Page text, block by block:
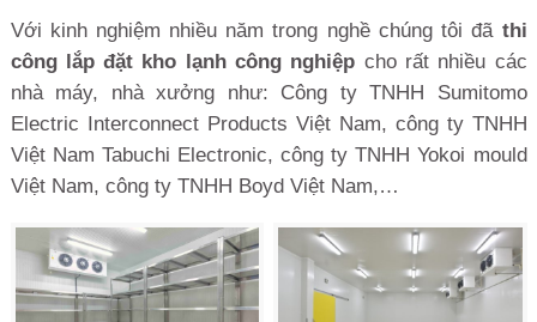
Với kinh nghiệm nhiều năm trong nghề chúng tôi đã thi
công lắp đặt kho lạnh công nghiệp cho rất nhiều các
nhà máy, nhà xưởng như: Công ty TNHH Sumitomo
Electric Interconnect Products Việt Nam, công ty TNHH
Việt Nam Tabuchi Electronic, công ty TNHH Yokoi mould
Việt Nam, công ty TNHH Boyd Việt Nam,…